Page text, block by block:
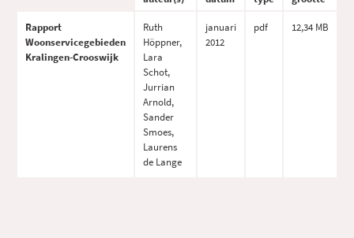
Rapport
Woonservicegebieden
Kralingen-Crooswijk
Ruth
Höppner,
Lara
Schot,
Jurrian
Arnold,
Sander
Smoes,
Laurens
de Lange
januari
2012
pdf 12,34 MB